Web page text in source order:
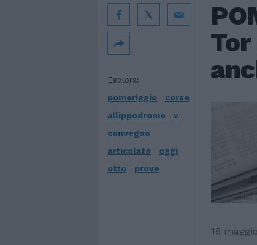
Esplora:
pomeriggio
corse
allippodromo
v
convegno
articolato
oggi
otto
prove
15